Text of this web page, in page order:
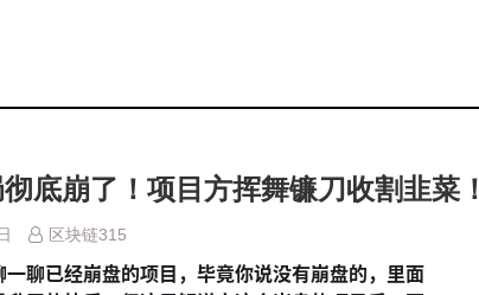
底崩了！项目方挥舞镰刀收割韭菜！
区块链315
聊已经崩盘的项目，毕竟你说没有崩盘的，里面